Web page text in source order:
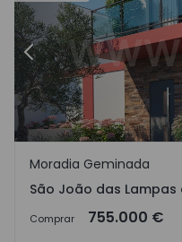
Anterior
São João das Lampas
Moradia Geminada
São João das Lampas
Comprar 755.000 €